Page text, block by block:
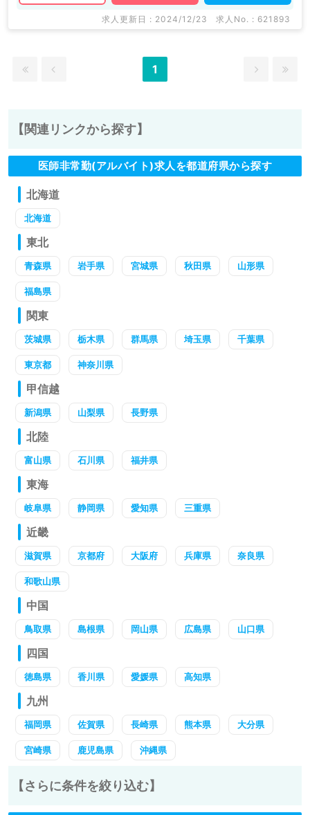
求人更新日 : 2024/12/23 求人No. : 621893
1
【関連リンクから探す】
医師非常勤(アルバイト)求人を都道府県から探す
北海道
北海道
東北
青森県 岩手県 宮城県 秋田県 山形県
福島県
関東
茨城県 栃木県 群馬県 埼玉県 千葉県
東京都 神奈川県
甲信越
新潟県 山梨県 長野県
北陸
富山県 石川県 福井県
東海
岐阜県 静岡県 愛知県 三重県
近畿
滋賀県 京都府 大阪府 兵庫県 奈良県
和歌山県
中国
鳥取県 島根県 岡山県 広島県 山口県
四国
徳島県 香川県 愛媛県 高知県
九州
福岡県 佐賀県 長崎県 熊本県 大分県
宮崎県 鹿児島県 沖縄県
【さらに条件を絞り込む】